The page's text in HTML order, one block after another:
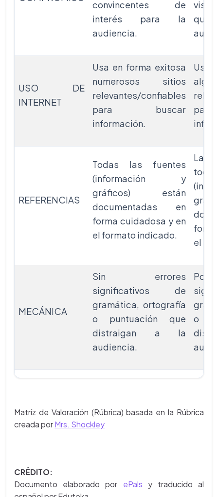
convincentes de
interés para la
audiencia.
que
USO DE
INTERNET
Usa en forma exitosa
numerosos sitios
relevantes/confiables
para buscar
información.
Usa
REFERENCIAS
Todas las fuentes
(información y
gráficos) están
documentadas en
forma cuidadosa y en
el formato indicado.
La
el
MECÁNICA
Sin errores
significativos de
gramática, ortografía
o puntuación que
distraigan a la
audiencia.
o
Matríz de Valoración (Rúbrica) basada en la Rúbrica
creada porMrs. Shockley
CRÉDITO:
Documento elaborado por ePals y traducido al